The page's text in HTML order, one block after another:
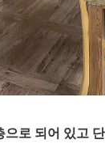
으로 되어 있고